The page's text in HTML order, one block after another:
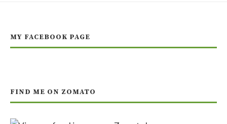
MY FACEBOOK PAGE
FIND ME ON ZOMATO